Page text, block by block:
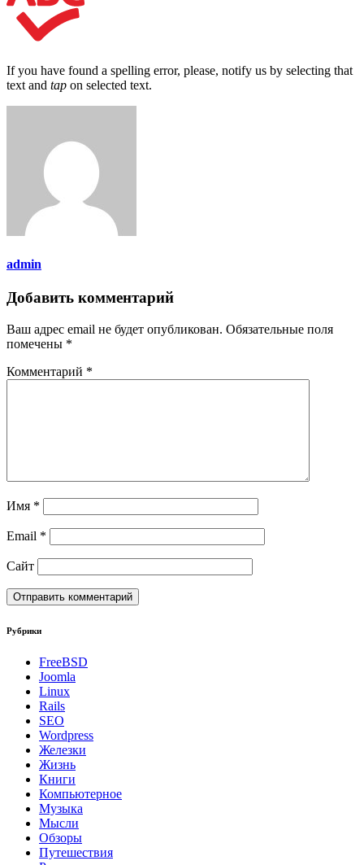
If you have found a spelling error, please, notify us by selecting that
text and tap on selected text.
admin
Добавить комментарий
Ваш адрес email не будет опубликован. Обязательные поля
помечены *
Комментарий *
Имя *
Email *
Сайт
Рубрики
FreeBSD
Joomla
Linux
Rails
SEO
Wordpress
Железки
Жизнь
Книги
Компьютерное
Музыка
Мысли
Обзоры
Путешествия